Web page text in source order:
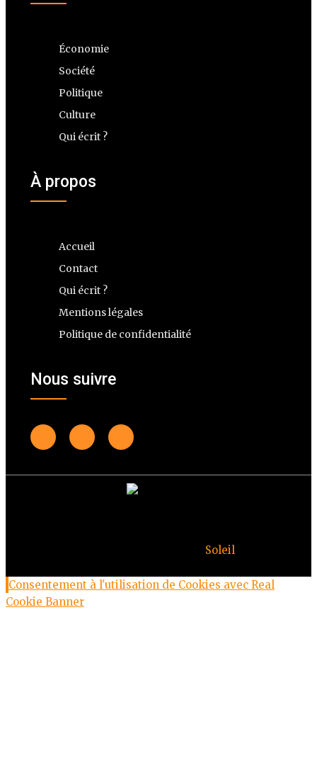
Économie
Société
Politique
Culture
Qui écrit ?
À propos
Accueil
Contact
Qui écrit ?
Mentions légales
Politique de confidentialité
Nous suivre
Soleil
Consentement à l'utilisation de Cookies avec Real
Cookie Banner